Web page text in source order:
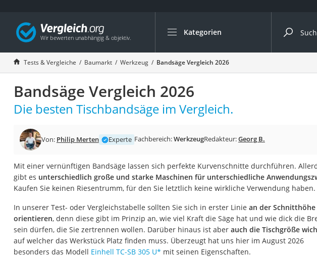
Kategorien
Die beliebtesten Vergleiche nach Kategorie
Baumarkt
Tresor feuerfest
Makita-Akku-Rasenmäher
Kappsäge
Smartes Türschloss
Akku-Rasentrimmer
Split-Klimaanlage 2 Innengeräte
Pelletofen
Tiefbrunnenpumpe
Fliesenschneider
Hochdruckreiniger
Tests & Vergleiche Baumarkt Werkzeug Bandsäge Vergleich 2026
Bandsäge Vergleich 2026
Die besten Tischbandsäge im Vergleich.
Von: Philip Merten Experte Fachbereich:WerkzeugRedakteur:Georg B.
Mit einer vernünftigen Bandsäge lassen sich perfekte Kurvenschnitte durchführen.
gibt es unterschiedlich große und starke Maschinen für unterschiedliche
Kaufen Sie keinen Riesentrumm, für den Sie letztlich keine wirkliche Verwendung haben.
In unserer Test- oder Vergleichstabelle sollten Sie sich in erster Linie an der Schnitthöhe
orientieren, denn diese gibt im Prinzip an, wie viel Kraft die Säge hat und wie dick die
sein dürfen, die Sie zertrennen wollen. Darüber hinaus ist aber auch die Tischgröße
auf welcher das Werkstück Platz finden muss. Überzeugt hat uns hier im August 2026
besonders das Modell Einhell TC-SB 305 U* mit seinen Eigenschaften.